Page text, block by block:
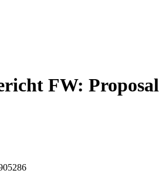
FW: Proposal